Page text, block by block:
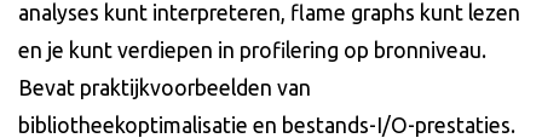
analyses kunt interpreteren, flame graphs kunt lezen
en je kunt verdiepen in profilering op bronniveau.
Bevat praktijkvoorbeelden van
bibliotheekoptimalisatie en bestands-I/O-prestaties.